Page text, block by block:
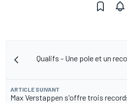
Qualifs - Une pole et un
ARTICLE SUIVANT
Max Verstappen s'offre trois